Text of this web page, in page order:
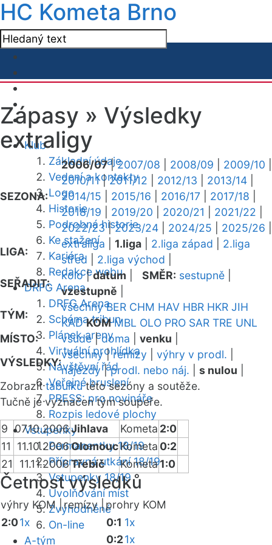
HC Kometa Brno
Klub
Základní údaje
Vedení a kontakty
Logo
Historie
Podrobná historie
Ke stažení
Kariéra
Redakce webu
DRFG Arena
DRFG Arena
Schéma tribun
Plánek areny
Virtuální prohlídka
Návštěvní řád
Veřejné bruslení
PRESS: pro novináře
Rozpis ledové plochy
Vstupenky
Permanentky 18/19
Přípravná utkání 18/19
Vstupenky 18/19
Uvolňování míst
Zvýhodněné
On-line
A-tým
Zápasy » Výsledky
extraligy
SEZONA:
2006/07|2007/08 2008/09 2009/10
2010/11|2011/12 2012/13 2013/14
2014/15
2015/16 2016/17 2017/18
2018/19
2019/20 2020/21 2021/22
2022/23|2023/24 2024/25 2025/26
LIGA:
extraliga 1.liga 2.liga západ
2.liga
střed
2.liga východ
SEŘADIT:
kolo|datum SMĚR: sestupně
vzestupně
TÝM:
všechny BER CHM HAV HBR HKR JIH
KAD KOM MBL OLO PRO SAR TRE UNL
MÍSTO:
všude|doma venku
VÝSLEDKY:
všechny|remízy výhry v prodl.
nájezdy|prodl. nebo náj. s nulou
Zobrazittabulkutéto sezóny a soutěže.
Tučně je vyznačen tým soupeře.
9 07.10.2006Jihlava Kometa 2:0
11
11.10.2006OlomoucKometa 0:2
21
11.11.2006Třebíč Kometa1:0
Četnost výsledků
výhry KOM |remízy |prohry KOM
2:01x 0:1 1x
0:21x